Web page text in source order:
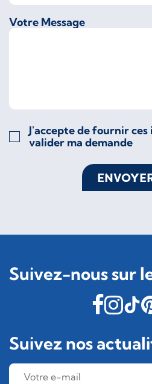
Votre Message
J'accepte de fournir
valider ma demande
Suivez-nous sur
Suivez nos